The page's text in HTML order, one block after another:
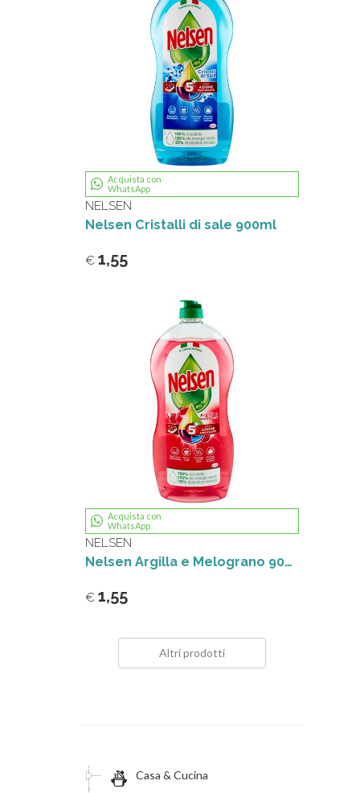
Acquista con
WhatsApp
NELSEN
Nelsen Cristalli di sale 900ml
€ 1,55
Acquista con
WhatsApp
NELSEN
Nelsen Argilla e Melograno 900ml
€ 1,55
Altri prodotti
Casa & Cucina